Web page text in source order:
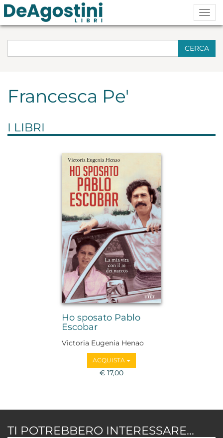
CERCA
Francesca Pe'
I LIBRI
Ho sposato Pablo
Escobar
Victoria Eugenia Henao
ACQUISTA
€ 17,00
TI POTREBBERO INTERESSARE...